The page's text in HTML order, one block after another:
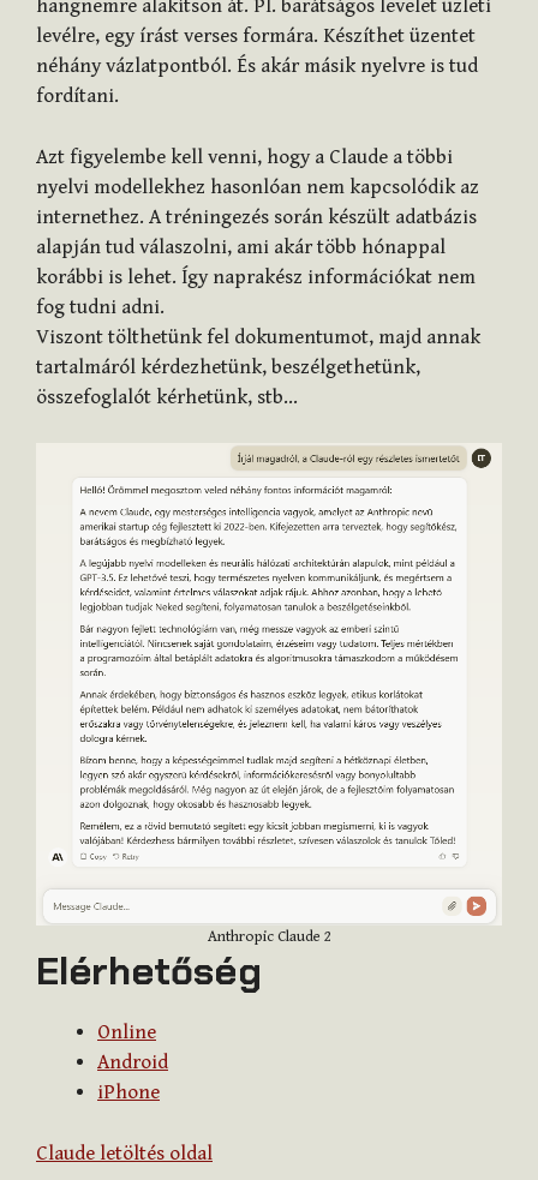
hangnemre alakítson át. Pl. barátságos levelet üzleti
levélre, egy írást verses formára. Készíthet üzentet
néhány vázlatpontból. És akár másik nyelvre is tud
fordítani.
Azt figyelembe kell venni, hogy a Claude a többi
nyelvi modellekhez hasonlóan nem kapcsolódik az
internethez. A tréningezés során készült adatbázis
alapján tud válaszolni, ami akár több hónappal
korábbi is lehet. Így naprakész információkat nem
fog tudni adni.
Viszont tölthetünk fel dokumentumot, majd annak
tartalmáról kérdezhetünk, beszélgethetünk,
összefoglalót kérhetünk, stb…
Anthropic Claude 2
Elérhetőség
Online
Android
iPhone
Claude letöltés oldal